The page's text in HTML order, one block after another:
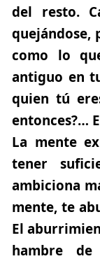
del resto.
quejándose,
como lo
antiguo en
quien tú
entonces?…
La mente
tener
ambiciona
mente, te
El
hambre